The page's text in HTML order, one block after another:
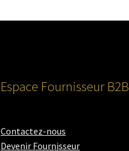
Espace Fournisseur B2B
Contactez-nous
Devenir Fournisseur